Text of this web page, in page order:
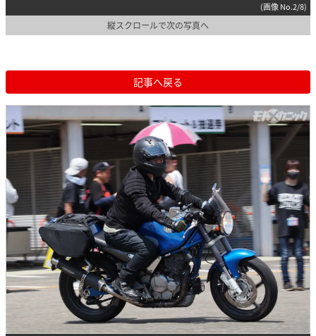
(画像 No.2/8)
縦スクロールで次の写真へ
記事へ戻る